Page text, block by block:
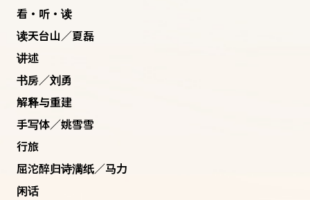
看·听·读
读天台山／夏磊
讲述
书房／刘勇
解释与重建
手写体／姚雪雪
行旅
屈沱醉归诗满纸／马力
闲话